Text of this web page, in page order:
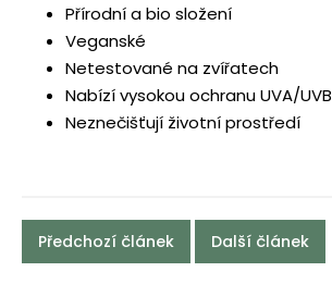
Přírodní a bio složení
Veganské
Netestované na zvířatech
Nabízí vysokou ochranu UVA/UVB
Neznečišťují životní prostředí
Předchozí článek Další článek